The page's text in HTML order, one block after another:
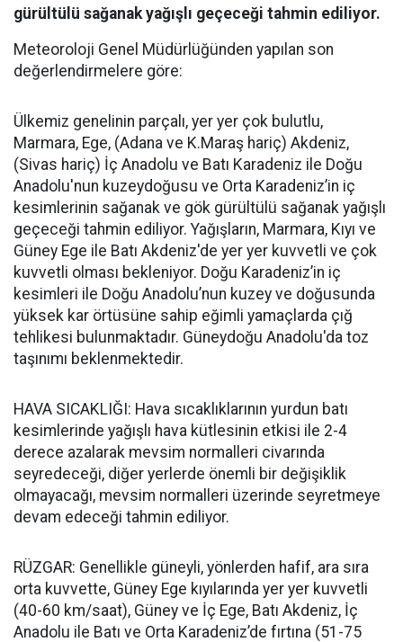
gürültülü sağanak yağışlı geçeceği tahmin ediliyor.
Meteoroloji Genel Müdürlüğünden yapılan son
değerlendirmelere göre:
Ülkemiz genelinin parçalı, yer yer çok bulutlu,
Marmara, Ege, (Adana ve K.Maraş hariç) Akdeniz,
(Sivas hariç) İç Anadolu ve Batı Karadeniz ile Doğu
Anadolu'nun kuzeydoğusu ve Orta Karadeniz’in iç
kesimlerinin sağanak ve gök gürültülü sağanak yağışlı
geçeceği tahmin ediliyor. Yağışların, Marmara, Kıyı ve
Güney Ege ile Batı Akdeniz'de yer yer kuvvetli ve çok
kuvvetli olması bekleniyor. Doğu Karadeniz’in iç
kesimleri ile Doğu Anadolu’nun kuzey ve doğusunda
yüksek kar örtüsüne sahip eğimli yamaçlarda çığ
tehlikesi bulunmaktadır. Güneydoğu Anadolu'da toz
taşınımı beklenmektedir.
HAVA SICAKLIĞI: Hava sıcaklıklarının yurdun batı
kesimlerinde yağışlı hava kütlesinin etkisi ile 2-4
derece azalarak mevsim normalleri civarında
seyredeceği, diğer yerlerde önemli bir değişiklik
olmayacağı, mevsim normalleri üzerinde seyretmeye
devam edeceği tahmin ediliyor.
RÜZGAR: Genellikle güneyli, yönlerden hafif, ara sıra
orta kuvvette, Güney Ege kıyılarında yer yer kuvvetli
(40-60 km/saat), Güney ve İç Ege, Batı Akdeniz, İç
Anadolu ile Batı ve Orta Karadeniz’de fırtına (51-75